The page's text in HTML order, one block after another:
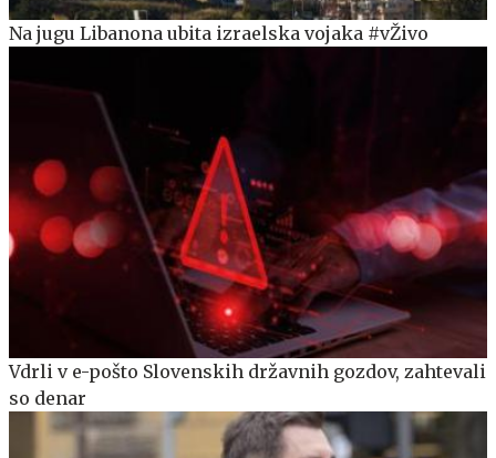
Na jugu Libanona ubita izraelska vojaka #vŽivo
Vdrli v e-pošto Slovenskih državnih gozdov, zahtevali
so denar